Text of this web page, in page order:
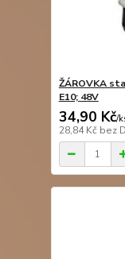
ŽÁROVKA
E10; 48V
34,90 Kč/
28,84 Kč bez